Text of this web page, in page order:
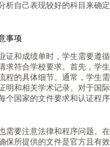
析自己表现较好的科目来确定
事项
证和成绩单时，学生需要遵循
求符合学校要求。首先，学生
程的具体细节。通常，学生需
明和相关学术记录。对于国际
个国家的文件要求和认证程序
需要注意法律和程序问题。在
保所提供的文件是官方且有效